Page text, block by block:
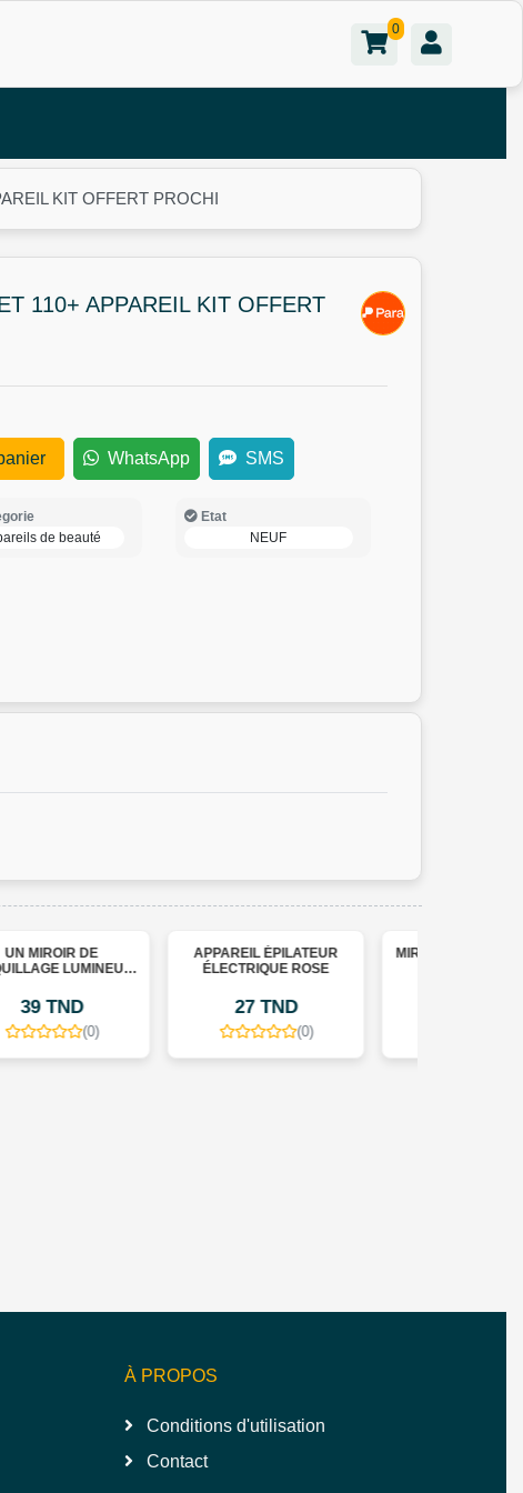
0
KIT OFFERT PROCHI
110+ APPAREIL KIT OFFERT
WhatsApp SMS
de beauté
Etat
NEUF
APPAREIL ÉPILATEUR
ÉLECTRIQUE ROSE
MIROIR COSMÉTIQUE LED
À LA MODE
À PROPOS
Conditions d'utilisation
Contact